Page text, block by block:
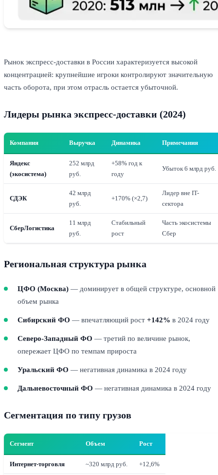
Рынок экспресс-доставки в России характеризуется высокой
концентрацией: крупнейшие игроки контролируют значительную
часть оборота, при этом отрасль остается убыточной.
Лидеры рынка экспресс-доставки (2024)
Компания Выручка Динамика Примечания
Яндекс
(экосистема)
252 млрд
руб.
+58% год к
году
Убыток 6 млрд руб.
СДЭК
42 млрд
руб.
+170% (×2,7)
Лидер вне IT-
сектора
СберЛогистика
11 млрд
руб.
Стабильный
рост
Часть экосистемы
Сбер
Региональная структура рынка
ЦФО (Москва) — доминирует в общей структуре, основной
объем рынка
Сибирский ФО — впечатляющий рост +142% в 2024 году
Северо-Западный ФО — третий по величине рынок,
опережает ЦФО по темпам прироста
Уральский ФО — негативная динамика в 2024 году
Дальневосточный ФО — негативная динамика в 2024 году
Сегментация по типу грузов
Сегмент Объем Рост
Интернет-торговля ~320 млрд руб. +12,6%